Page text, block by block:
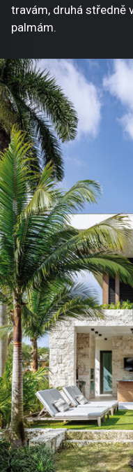
travám, druhá středně
palmám.